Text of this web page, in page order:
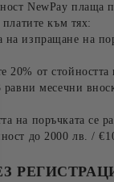
NewPay плаща
към тях:
изпращане на
от стойността
равни месечни
на поръчката се
до 2000 лв. /